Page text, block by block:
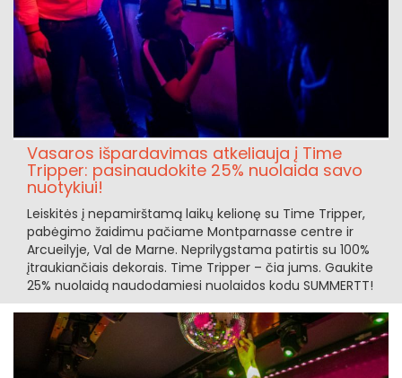
Vasaros išpardavimas atkeliauja į Time
Tripper: pasinaudokite 25% nuolaida savo
nuotykiui!
Leiskitės į nepamirštamą laikų kelionę su Time Tripper,
pabėgimo žaidimu pačiame Montparnasse centre ir
Arcueilyje, Val de Marne. Neprilygstama patirtis su 100%
įtraukiančiais dekorais. Time Tripper – čia jums. Gaukite
25% nuolaidą naudodamiesi nuolaidos kodu SUMMERTT!